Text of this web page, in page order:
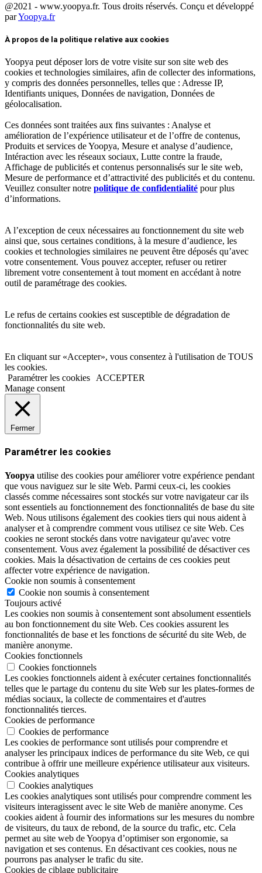
@2021 - www.yoopya.fr. Tous droits réservés. Conçu et développé
parYoopya.fr
À propos de la politique relative aux cookies
Yoopya peut déposer lors de votre visite sur son site web des
cookies et technologies similaires, afin de collecter des informations,
y compris des données personnelles, telles que : Adresse IP,
Identifiants uniques, Données de navigation, Données de
géolocalisation.
Ces données sont traitées aux fins suivantes : Analyse et
amélioration de l’expérience utilisateur et de l’offre de contenus,
Produits et services de Yoopya, Mesure et analyse d’audience,
Intéraction avec les réseaux sociaux, Lutte contre la fraude,
Affichage de publicités et contenus personnalisés sur le site web,
Mesure de performance et d’attractivité des publicités et du contenu.
Veuillez consulter notre politique de confidentialité pour plus
d’informations.
A l’exception de ceux nécessaires au fonctionnement du site web
ainsi que, sous certaines conditions, à la mesure d’audience, les
cookies et technologies similaires ne peuvent être déposés qu’avec
votre consentement. Vous pouvez accepter, refuser ou retirer
librement votre consentement à tout moment en accédant à notre
outil de paramétrage des cookies.
Le refus de certains cookies est susceptible de dégradation de
fonctionnalités du site web.
En cliquant sur «Accepter», vous consentez à l'utilisation de TOUS
les cookies.
Paramétrer les cookies
ACCEPTER
Manage consent
Fermer
Paramétrer les cookies
Yoopya utilise des cookies pour améliorer votre expérience pendant
que vous naviguez sur le site Web. Parmi ceux-ci, les cookies
classés comme nécessaires sont stockés sur votre navigateur car ils
sont essentiels au fonctionnement des fonctionnalités de base du site
Web. Nous utilisons également des cookies tiers qui nous aident à
analyser et à comprendre comment vous utilisez ce site Web. Ces
cookies ne seront stockés dans votre navigateur qu'avec votre
consentement. Vous avez également la possibilité de désactiver ces
cookies. Mais la désactivation de certains de ces cookies peut
affecter votre expérience de navigation.
Cookie non soumis à consentement
Cookie non soumis à consentement
Toujours activé
Les cookies non soumis à consentement sont absolument essentiels
au bon fonctionnement du site Web. Ces cookies assurent les
fonctionnalités de base et les fonctions de sécurité du site Web, de
manière anonyme.
Cookies fonctionnels
Cookies fonctionnels
Les cookies fonctionnels aident à exécuter certaines fonctionnalités
telles que le partage du contenu du site Web sur les plates-formes de
médias sociaux, la collecte de commentaires et d'autres
fonctionnalités tierces.
Cookies de performance
Cookies de performance
Les cookies de performance sont utilisés pour comprendre et
analyser les principaux indices de performance du site Web, ce qui
contribue à offrir une meilleure expérience utilisateur aux visiteurs.
Cookies analytiques
Cookies analytiques
Les cookies analytiques sont utilisés pour comprendre comment les
visiteurs interagissent avec le site Web de manière anonyme. Ces
cookies aident à fournir des informations sur les mesures du nombre
de visiteurs, du taux de rebond, de la source du trafic, etc. Cela
permet au site web de Yoopya d’optimiser son ergonomie, sa
navigation et ses contenus. En désactivant ces cookies, nous ne
pourrons pas analyser le trafic du site.
Cookies de ciblage publicitaire